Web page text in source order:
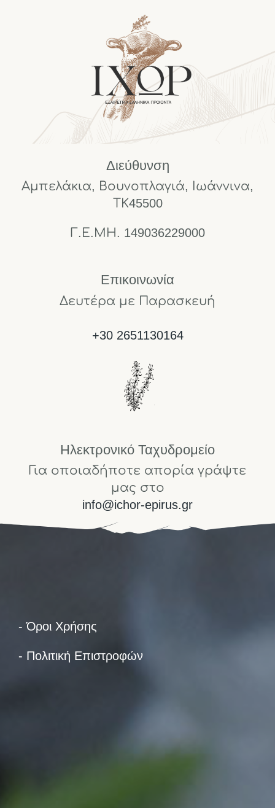
Διεύθυνση
Αμπελάκια, Βουνοπλαγιά, Ιωάννινα,
ΤΚ45500
Γ.Ε.ΜΗ. 149036229000
Επικοινωνία
Δευτέρα με Παρασκευή
+30 2651130164
Ηλεκτρονικό Ταχυδρομείο
Για οποιαδήποτε απορία γράψτε
μας στο
info@ichor-epirus.gr
- Όροι Χρήσης
- Πολιτική Επιστροφών